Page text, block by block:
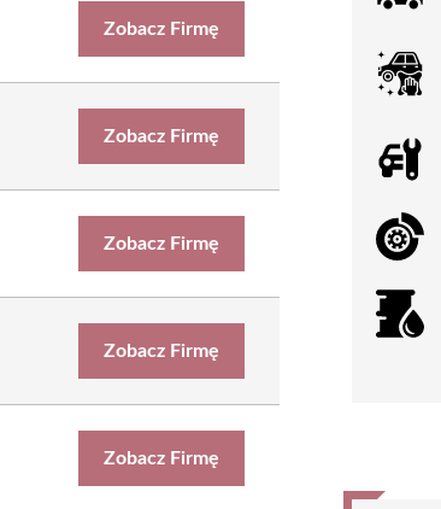
Zobacz Firmę
Zobacz Firmę
Zobacz Firmę
Zobacz Firmę
Zobacz Firmę